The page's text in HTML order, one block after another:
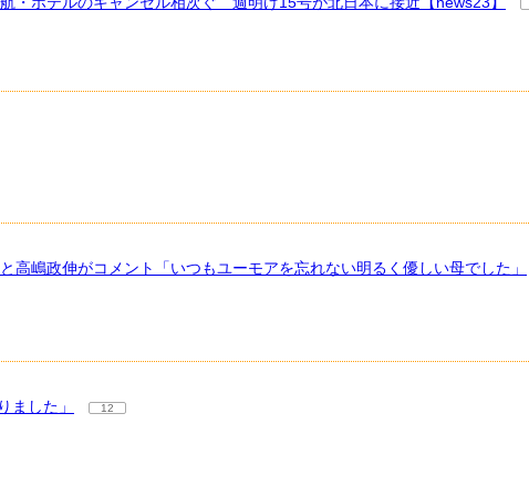
嶋政伸がコメント「いつもユーモアを忘れない明るく優しい母でした」
ました」 12